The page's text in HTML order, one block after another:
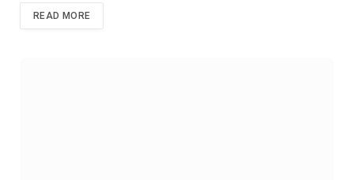
READ MORE